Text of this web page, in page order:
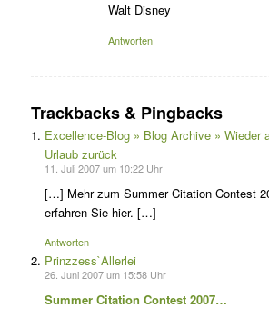
Walt Disney
Antworten
Trackbacks & Pingbacks
Excellence-Blog » Blog Archive » Wieder
Urlaub zurück
11. Juli 2007 um 10:22 Uhr
[…] Mehr zum Summer Citation Contest
erfahren Sie hier. […]
Antworten
Prinzzess`Allerlei
26. Juni 2007 um 15:58 Uhr
Summer Citation Contest 2007…